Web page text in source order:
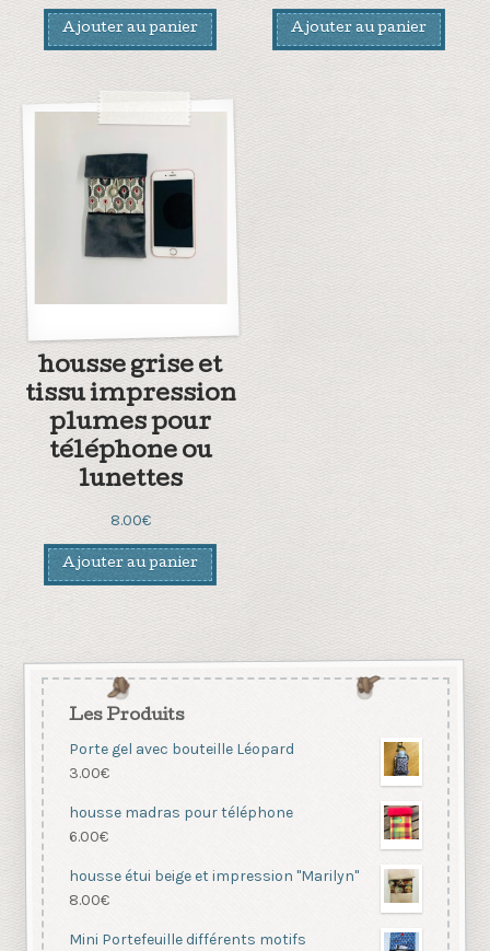
Ajouter au panier Ajouter au panier
housse grise et
tissu impression
plumes pour
téléphone ou
lunettes
8.00€
Ajouter au panier
Les Produits
Porte gel avec bouteille Léopard
3.00€
housse madras pour téléphone
6.00€
housse étui beige et impression "Marilyn"
8.00€
Mini Portefeuille différents motifs